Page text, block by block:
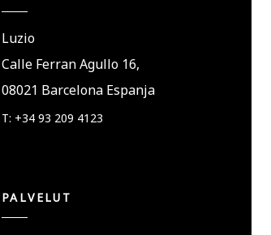
Luzio
Calle Ferran Agullo 16,
08021 Barcelona Espanja
T: +34 93 209 4123
PALVELUT